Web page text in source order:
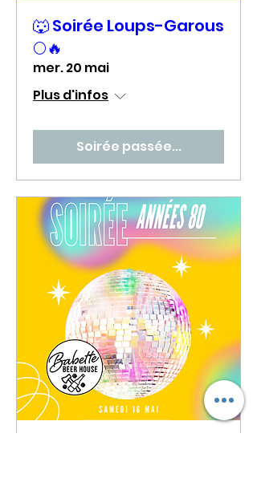
🐺 Soirée Loups-Garous
🌕🔥
mer. 20 mai
Plus d'infos
Soirée passée...